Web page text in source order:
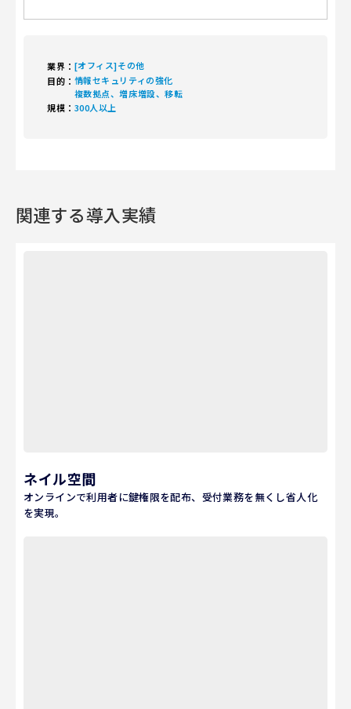
業界： [オフィス]その他
目的： 情報セキュリティの強化
複数拠点、増床増設、移転
規模： 300人以上
関連する導入実績
ネイル空間
オンラインで利用者に鍵権限を配布、受付業務を無くし省人化
を実現。